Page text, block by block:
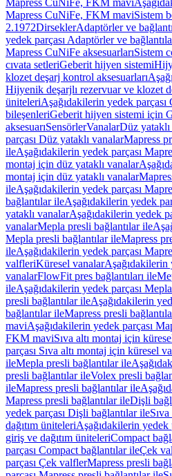
Mapress CuNiFe, FKM mavi
Mapress CuNiFe, FKM maviSistem
2.1972DirseklerAdaptörler ve
yedek parçası Adaptörler ve
Mapress CuNiFe aksesuarlarıSistem
cıvata setleriGeberit hijyen sistemi
klozet deşarj kontrol aksesuarları
Hijyenik deşarjlı rezervuar ve klozet
üniteleriAşağıdakilerin yedek parçası
bileşenleriGeberit hijyen sistemi için
aksesuarıSensörlerVanalarDüz
parçası Düz yataklı vanalarMapress
ileAşağıdakilerin yedek parçası
montaj için düz yataklı vanalar
montaj için düz yataklı vanalar
ileAşağıdakilerin yedek parçası
bağlantılar ileAşağıdakilerin yedek
yataklı vanalarAşağıdakilerin yedek
vanalarMepla presli bağlantılar ile
Mepla presli bağlantılar ileMapress
ileAşağıdakilerin yedek parçası
valfleriKüresel vanalarAşağıdakilerin
vanalarFlowFit pres bağlantıları ile
ileAşağıdakilerin yedek parçası
presli bağlantılar ileAşağıdakilerin
bağlantılar ileMapress presli
maviAşağıdakilerin yedek parçası
FKM maviSıva altı montaj için
parçası Sıva altı montaj için küresel
ileMepla presli bağlantılar ile
presli bağlantılar ileVolex presli
ileMapress presli bağlantılar ile
Mapress presli bağlantılar ileDişli
yedek parçası Dişli bağlantılar ile
dağıtım üniteleriAşağıdakilerin yedek
giriş ve dağıtım üniteleriCompact
parçası Compact bağlantılar ileÇek
parçası Çek valflerMapress presli